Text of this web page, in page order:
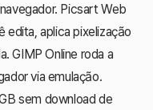
Picsart Web
aplica pixelização
GIMP Online roda a
via emulação.
sem download de